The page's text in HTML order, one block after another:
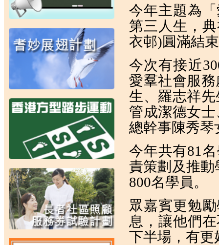
今年主題為
第三人生，
衣邨)圓滿結
今次有接近
愛羣社會服務
生、羅志祥
管成潔德女士
總幹事陳秀琴
今年共有81
責策劃及推動
800名學員。
眾嘉賓更勉
息，讓他們
下半場，有更